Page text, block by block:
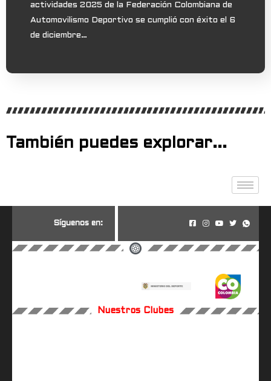
actividades 2025 de la Federación Colombiana de
Automovilismo Deportivo se cumplió con éxito el 6
de diciembre…
También puedes explorar...
Síguenos en:
Nuestros Clubes